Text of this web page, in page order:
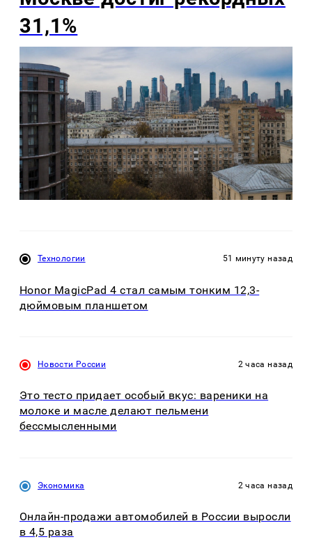
31,1%
Технологии 51 минуту назад
Honor MagicPad 4 стал самым тонким 12,3-
дюймовым планшетом
Новости России 2 часа назад
Это тесто придает особый вкус: вареники на
молоке и масле делают пельмени
бессмысленными
Экономика 2 часа назад
Онлайн-продажи автомобилей в России выросли
в 4,5 раза